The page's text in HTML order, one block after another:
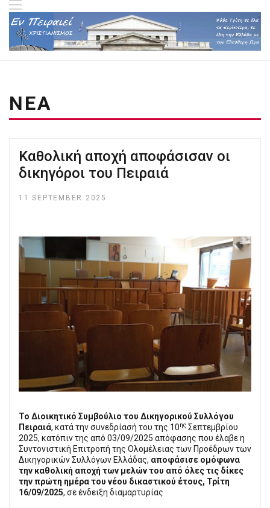
ΝΕΑ
Kαθολική αποχή αποφάσισαν οι
δικηγόροι του Πειραιά
11 SEPTEMBER 2025
Το Διοικητικό Συμβούλιο του Δικηγορικού Συλλόγου
Πειραιά, κατά την συνεδρίασή του της 10ης Σεπτεμβρίου
2025, κατόπιν της από 03/09/2025 απόφασης που έλαβε η
Συντονιστική Επιτροπή της Ολομέλειας των Προέδρων των
Δικηγορικών Συλλόγων Ελλάδας, αποφάσισε ομόφωνα
την καθολική αποχή των μελών του από όλες τις δίκες
την πρώτη ημέρα του νέου δικαστικού έτους, Τρίτη
16/09/2025, σε ένδειξη διαμαρτυρίας